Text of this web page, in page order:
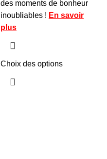
des moments de bonheur
inoubliables ! En savoir
plus
Choix des options